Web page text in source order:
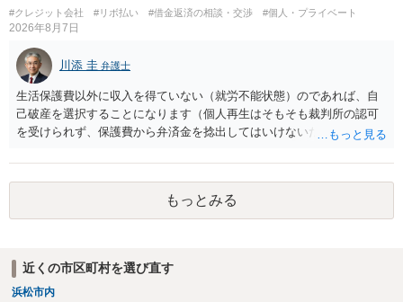
#クレジット会社 #リボ払い #借金返済の相談・交渉 #個人・プライベート
2026年8月7日
川添 圭 弁護士
生活保護費以外に収入を得ていない（就労不能状態）のであれば、自
己破産を選択することになります（個人再生はそもそも裁判所の認可
を受けられず、保護費から弁済金を捻出してはいけないため任意整理
士費用は法テラスが負担し、裁判所の予納金等も法テラスが援助して
くれるため、弁護士へ自己破産を任せれば解決します。
もっとみる
近くの市区町村を選び直す
浜松市内